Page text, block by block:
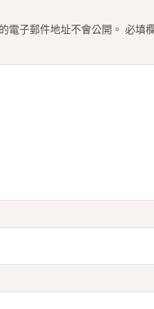
電子郵件地址不會公開。 必填